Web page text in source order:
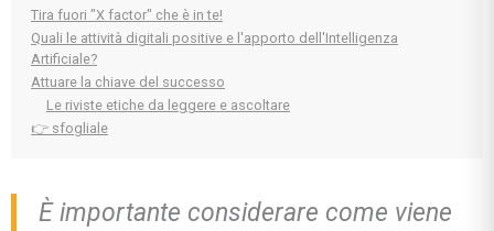
Tira fuori "X factor" che è in te!
Quali le attività digitali positive e l'apporto dell'Intelligenza
Artificiale?
Attuare la chiave del successo
Le riviste etiche da leggere e ascoltare
👉 sfogliale
È importante considerare come viene